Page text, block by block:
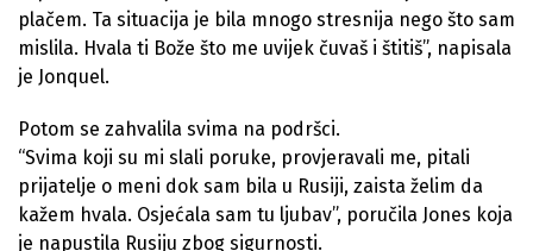
plačem. Ta situacija je bila mnogo stresnija nego što sam
mislila. Hvala ti Bože što me uvijek čuvaš i štitiš”, napisala
je Jonquel.
Potom se zahvalila svima na podršci.
“Svima koji su mi slali poruke, provjeravali me, pitali
prijatelje o meni dok sam bila u Rusiji, zaista želim da
kažem hvala. Osjećala sam tu ljubav”, poručila Jones koja
je napustila Rusiju zbog sigurnosti.